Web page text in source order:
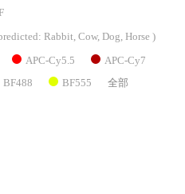
Rabbit, Cow, Dog, Horse )
APC-Cy5.5 APC-Cy7
BF488 BF555 全部